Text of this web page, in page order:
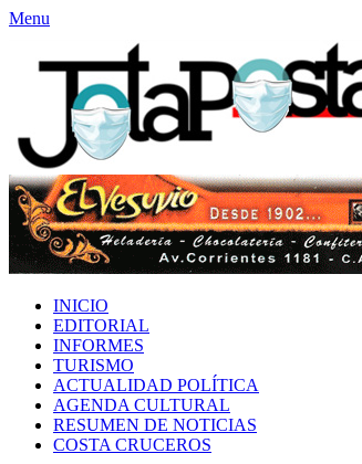
Menu
INICIO
EDITORIAL
INFORMES
TURISMO
ACTUALIDAD POLÍTICA
AGENDA CULTURAL
RESUMEN DE NOTICIAS
COSTA CRUCEROS